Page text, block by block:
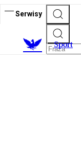
Serwisy
Sport